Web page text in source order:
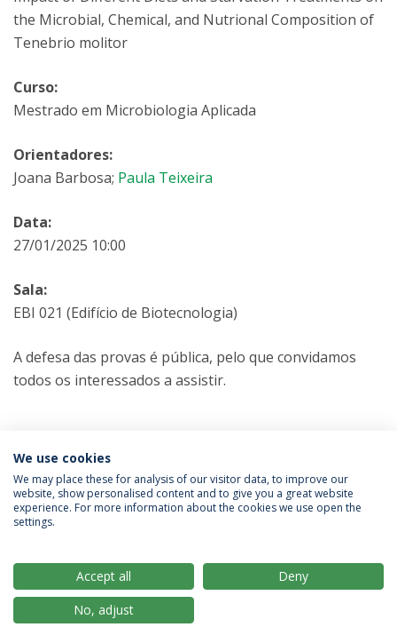
the Microbial, Chemical, and Nutrional Composition of
Tenebrio molitor
Curso:
Mestrado em Microbiologia Aplicada
Orientadores:
Joana Barbosa; Paula Teixeira
Data:
27/01/2025 10:00
Sala:
EBI 021 (Edifício de Biotecnologia)
A defesa das provas é pública, pelo que convidamos
todos os interessados a assistir.
Mestrado em Microbiologia Aplicada
Política de Privacidade
Termos & Condições
© 2026 Universidade Católica Portuguesa
We use cookies
We may place these for analysis of our visitor data, to improve our
website, show personalised content and to give you a great website
experience. For more information about the cookies we use open the
settings.
Accept all
Deny
No, adjust